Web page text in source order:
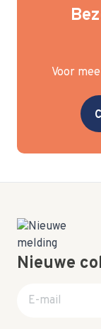
Voor
Nieuwe
E-mail adres